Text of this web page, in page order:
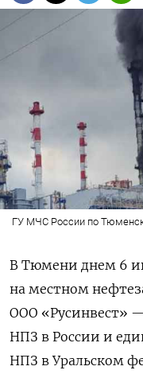
ГУ МЧС России по
В Тюмени днем 6
на местном
ООО «Русинвест»
НПЗ в России и
НПЗ в Уральском